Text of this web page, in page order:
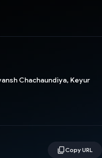
Chachaundiya, Keyur